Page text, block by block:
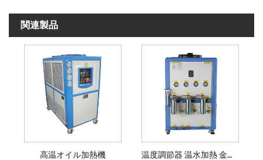
関連製品
高温オイル加熱機 温度調節器 温水加熱 金型チラー